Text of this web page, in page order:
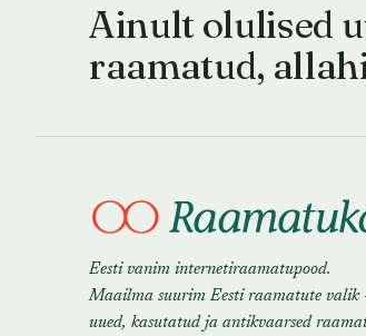
Ainult olulised
raamatud,
Eesti vanim internetiraamatupood.
Maailma suurim Eesti raamatute valik
uued, kasutatud ja antikvaarsed